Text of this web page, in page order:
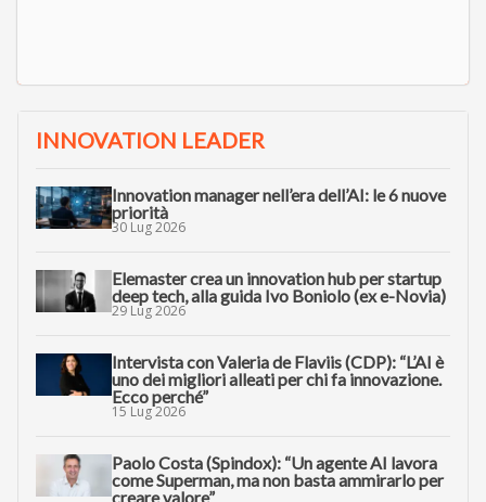
INNOVATION LEADER
Innovation manager nell’era dell’AI: le 6 nuove
priorità
30 Lug 2026
Elemaster crea un innovation hub per startup
deep tech, alla guida Ivo Boniolo (ex e-Novia)
29 Lug 2026
Intervista con Valeria de Flaviis (CDP): “L’AI è
uno dei migliori alleati per chi fa innovazione.
Ecco perché”
15 Lug 2026
Paolo Costa (Spindox): “Un agente AI lavora
come Superman, ma non basta ammirarlo per
creare valore”